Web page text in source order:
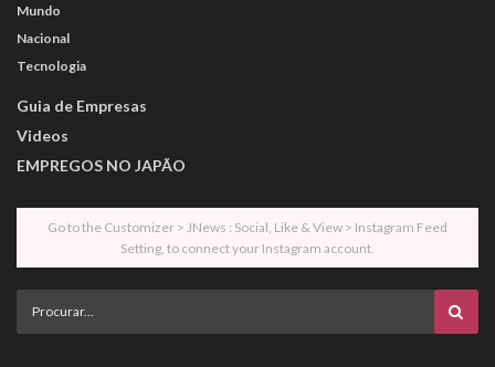
Mundo
Nacional
Tecnologia
Guia de Empresas
Videos
EMPREGOS NO JAPÃO
Go to the Customizer > JNews : Social, Like & View > Instagram Feed
Setting, to connect your Instagram account.